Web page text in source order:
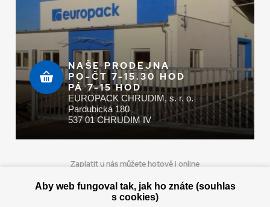
NAŠE PRODEJNA
PO-ČT 7-15.30 HOD
PÁ 7-15 HOD
EUROPACK CHRUDIM, s. r. o.
Pardubická 180
537 01 CHRUDIM IV
Zaplatit u nás můžete hotově i online
Aby web fungoval tak, jak ho znáte (souhlas
s cookies)